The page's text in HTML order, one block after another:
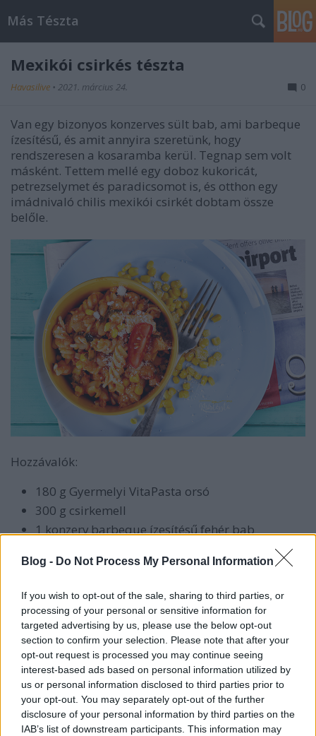
Blog - Do Not Process My Personal Information
If you wish to opt-out of the sale, sharing to third parties, or
processing of your personal or sensitive information for
targeted advertising by us, please use the below opt-out
section to confirm your selection. Please note that after your
opt-out request is processed you may continue seeing
interest-based ads based on personal information utilized by
us or personal information disclosed to third parties prior to
your opt-out. You may separately opt-out of the further
disclosure of your personal information by third parties on the
IAB’s list of downstream participants. This information may
Más Tészta
Mexikói csirkés tészta
Havasilive • 2021. március 24. 0
Van egy bizonyos konzerves sült bab, ami barbeque
ízesítésű, és amit annyira szeretünk, hogy
rendszeresen a kosaramba kerül. Tegnap sem volt
másként. Tettem mellé egy doboz kukoricát,
petrezselymet és paradicsomot is, és otthon egy
imádnivaló chilis mexikói csirkét dobtam össze
belőle.
Hozzávalók:
180 g Gyermelyi VitaPasta orsó
300 g csirkemell
1 konzerv barbeque ízesítésű fehér bab
2 csipet füstölt chili
3 gerezd fokhagyma
3 ek olívaolaj
fél csokor petrezselyem
2 paradicsom
2 dl alaplé
só
reszelt sajt (füstölt)